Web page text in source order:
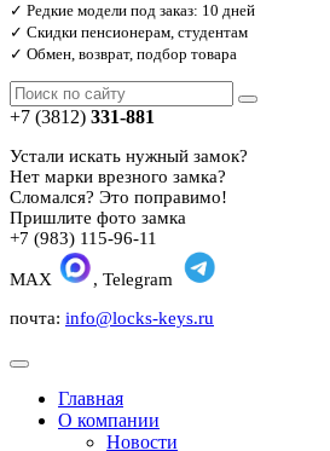
✓ Редкие модели под заказ: 10 дней
✓ Скидки пенсионерам, студентам
✓ Обмен, возврат, подбор товара
+7 (3812) 331-881
Устали искать нужный замок?
Нет марки врезного замка?
Сломался? Это поправимо!
Пришлите фото замка
+7 (983) 115-96-11
MAX
, Telegram
почта: info@locks-keys.ru
Главная
О компании
Новости